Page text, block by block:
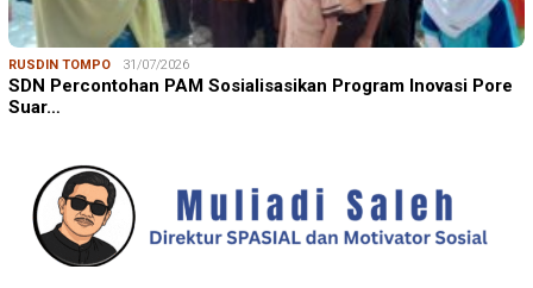
RUSDIN TOMPO 31/07/2026
SDN Percontohan PAM Sosialisasikan Program Inovasi Pore
Suar…